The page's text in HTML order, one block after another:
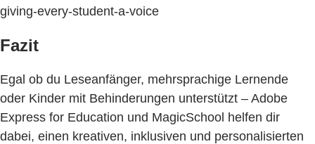
giving-every-student-a-voice
Fazit
Egal ob du Leseanfänger, mehrsprachige Lernende
oder Kinder mit Behinderungen unterstützt – Adobe
Express for Education und MagicSchool helfen dir
dabei, einen kreativen, inklusiven und personalisierten